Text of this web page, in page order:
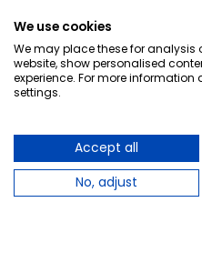
We use cookies
We may place these for analysis
website, show personalised
experience. For more information
settings.
Accept all
No, adjust